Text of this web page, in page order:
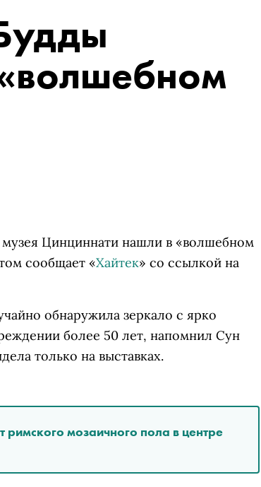
Цинциннати нашли в «волшебном
сообщает «Хайтек» со ссылкой на
обнаружила зеркало с ярко
более 50 лет, напомнил Сун
только на выставках.
мозаичного пола в центре